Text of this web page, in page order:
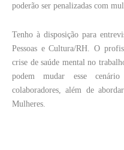
poderão ser penalizadas com
Tenho à disposição para
Pessoas e Cultura/RH. O
crise de saúde mental no
podem mudar esse
colaboradores, além de
Mulheres.